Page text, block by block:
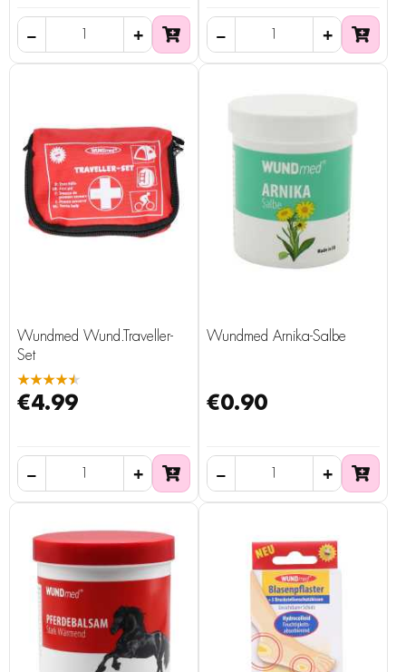
Wundmed Wund.Traveller-
Set
★★★★★
€4.99
Wundmed Arnika-Salbe
€0.90